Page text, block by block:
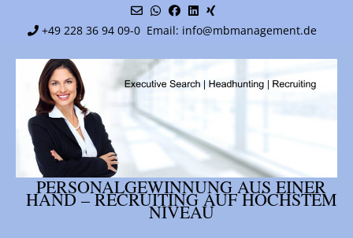
+49 228 36 94 09-0 Email: info@mbmanagement.de
PERSONALGEWINNUNG AUS EINER
HAND – RECRUITING AUF HÖCHSTEM
NIVEAU